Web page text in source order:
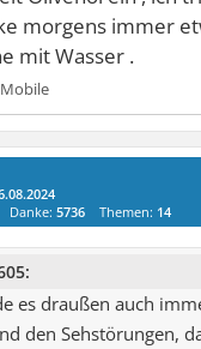
morgens immer
mit Wasser .
Danke:5736 Themen: 14
es draußen auch
den Sehstörungen,